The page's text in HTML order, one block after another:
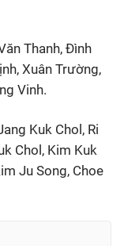
Thanh, Đình
Xuân Trường,
Vinh.
Kuk Chol, Ri
Chol, Kim Kuk
Ju Song, Choe